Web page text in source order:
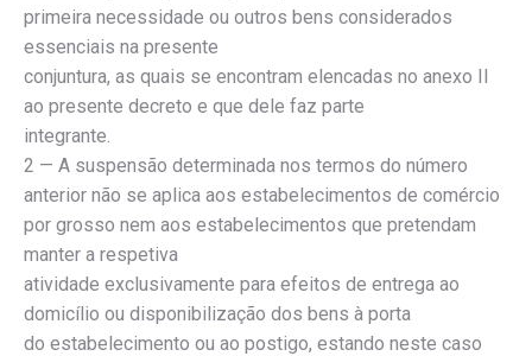
primeira necessidade ou outros bens considerados
essenciais na presente
conjuntura, as quais se encontram elencadas no anexo II
ao presente decreto e que dele faz parte
integrante.
2 — A suspensão determinada nos termos do número
anterior não se aplica aos estabelecimentos de comércio
por grosso nem aos estabelecimentos que pretendam
manter a respetiva
atividade exclusivamente para efeitos de entrega ao
domicílio ou disponibilização dos bens à porta
do estabelecimento ou ao postigo, estando neste caso